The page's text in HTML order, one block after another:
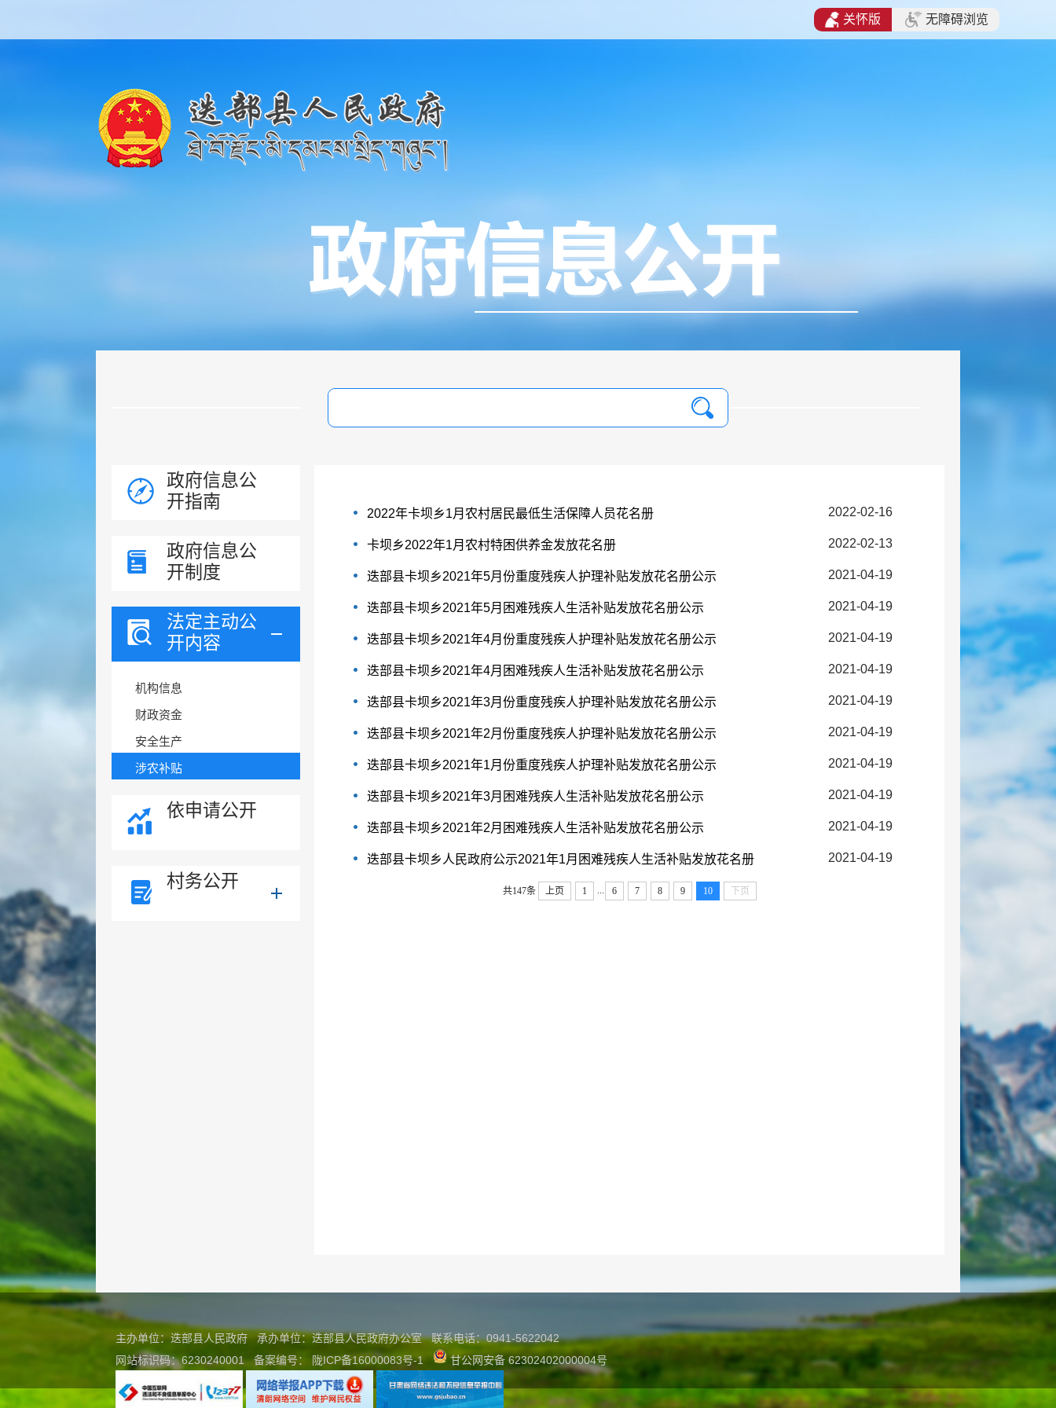
关怀版 无障碍浏览
政府信息公
开指南
政府信息公
开制度
法定主动公
开内容
机构信息
财政资金
安全生产
涉农补贴
依申请公开
村务公开
2022年卡坝乡1月农村居民最低生活保障人员花名册 2022-02-16
卡坝乡2022年1月农村特困供养金发放花名册 2022-02-13
迭部县卡坝乡2021年5月份重度残疾人护理补贴发放花名册公示 2021-04-19
迭部县卡坝乡2021年5月困难残疾人生活补贴发放花名册公示 2021-04-19
迭部县卡坝乡2021年4月份重度残疾人护理补贴发放花名册公示 2021-04-19
迭部县卡坝乡2021年4月困难残疾人生活补贴发放花名册公示 2021-04-19
迭部县卡坝乡2021年3月份重度残疾人护理补贴发放花名册公示 2021-04-19
迭部县卡坝乡2021年2月份重度残疾人护理补贴发放花名册公示 2021-04-19
迭部县卡坝乡2021年1月份重度残疾人护理补贴发放花名册公示 2021-04-19
迭部县卡坝乡2021年3月困难残疾人生活补贴发放花名册公示 2021-04-19
迭部县卡坝乡2021年2月困难残疾人生活补贴发放花名册公示 2021-04-19
迭部县卡坝乡人民政府公示2021年1月困难残疾人生活补贴发放花名册 2021-04-19
共147条 上页 1 6 7 8 9 10 下页
主办单位：迭部县人民政府 承办单位：迭部县人民政府办公室联系电话：0941-5622042
网站标识码：6230240001
备案编号： 陇ICP备16000083号-1 甘公网安备 62302402000004号